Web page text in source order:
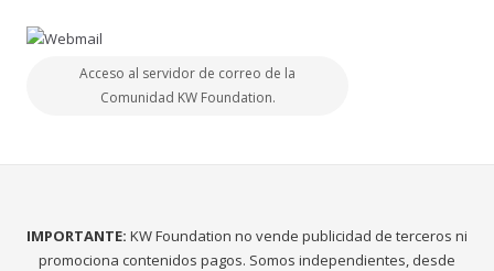
Acceso al servidor de correo de la
Comunidad KW Foundation.
IMPORTANTE: KW Foundation no vende publicidad de terceros ni
promociona contenidos pagos. Somos independientes, desde